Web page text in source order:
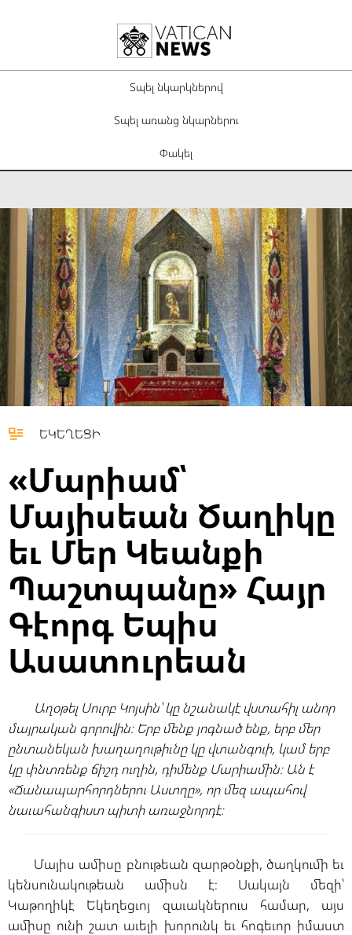
Տպել նկարկներով
Տպել առանց նկարներու
Փակել
ԵԿԵՂԵՑԻ
«Մարիամ՝
Մայիսեան Ծաղիկը
եւ Մեր Կեանքի
Պաշտպանը» Հայր
Գէորգ Եպիս
Ասատուրեան
Աղօթել Սուրբ Կոյսին՝ կը նշանակէ վստահիլ անոր
մայրական գորովին։ Երբ մենք յոգնած ենք, երբ մեր
ընտանեկան խաղաղութիւնը կը վտանգուի, կամ երբ
կը փնտռենք ճիշդ ուղին, դիմենք Մարիամին։ Ան է
«Ճանապարհորդներու Աստղը», որ մեզ ապահով
նաւահանգիստ պիտի առաջնորդէ։
Մայիս ամիսը բնութեան զարթօնքի, ծաղկումի եւ
կենսունակութեան ամիսն է։ Սակայն մեզի՝
Կաթողիկէ Եկեղեցւոյ զաւակներուս համար, այս
ամիսը ունի շատ աւելի խորունկ եւ հոգեւոր իմաստ